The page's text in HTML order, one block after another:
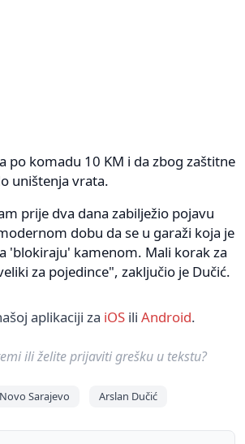
po komadu 10 KM i da zbog zaštitne
uništenja vrata.
prije dva dana zabilježio pojavu
dobu da se u garaži koja je
'blokiraju' kamenom. Mali korak za
za pojedince", zaključio je Dučić.
aplikaciji za iOS ili Android.
ili želite prijaviti grešku u tekstu?
Sarajevo Arslan Dučić